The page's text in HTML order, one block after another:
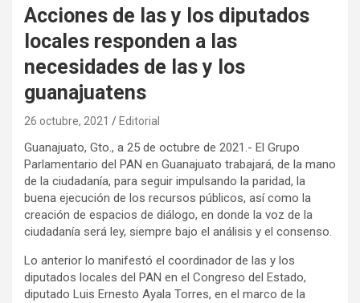
Acciones de las y los diputados
locales responden a las
necesidades de las y los
guanajuatens
26 octubre, 2021 Editorial
Guanajuato, Gto., a 25 de octubre de 2021.- El Grupo
Parlamentario del PAN en Guanajuato trabajará, de la mano
de la ciudadanía, para seguir impulsando la paridad, la
buena ejecución de los recursos públicos, así como la
creación de espacios de diálogo, en donde la voz de la
ciudadanía será ley, siempre bajo el análisis y el consenso.
Lo anterior lo manifestó el coordinador de las y los
diputados locales del PAN en el Congreso del Estado,
diputado Luis Ernesto Ayala Torres, en el marco de la